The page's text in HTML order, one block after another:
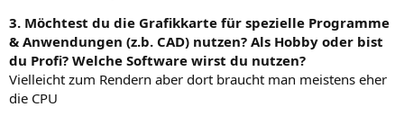
3. Möchtest du die Grafikkarte für spezielle Programme
& Anwendungen (z.b. CAD) nutzen? Als Hobby oder bist
du Profi? Welche Software wirst du nutzen?
Vielleicht zum Rendern aber dort braucht man meistens eher
die CPU